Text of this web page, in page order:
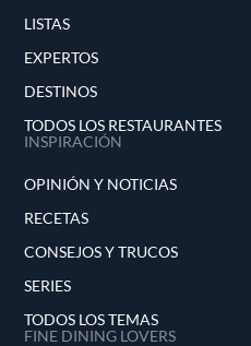
LISTAS
EXPERTOS
DESTINOS
TODOS LOS RESTAURANTES
INSPIRACIÓN
OPINIÓN Y NOTICIAS
RECETAS
CONSEJOS Y TRUCOS
SERIES
TODOS LOS TEMAS
FINE DINING LOVERS